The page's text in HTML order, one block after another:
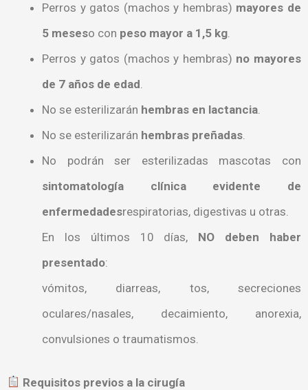
Perros y gatos (machos y hembras) mayores de
5 meseso con peso mayor a 1,5 kg.
Perros y gatos (machos y hembras) no mayores
de 7 años de edad.
No se esterilizarán hembras en lactancia.
No se esterilizarán hembras preñadas.
No podrán ser esterilizadas mascotas con
sintomatología clínica evidente de
enfermedadesrespiratorias, digestivas u otras.
En los últimos 10 días, NO deben haber
presentado:
vómitos, diarreas, tos, secreciones
oculares/nasales, decaimiento, anorexia,
convulsiones o traumatismos.
Requisitos previos a la cirugía